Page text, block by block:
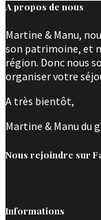
A propos de nous
Martine & Manu,
son patrimoine, et
région. Donc nous
organiser votre
A très bientôt,
Martine & Manu du
Nous rejoindre sur
Informations